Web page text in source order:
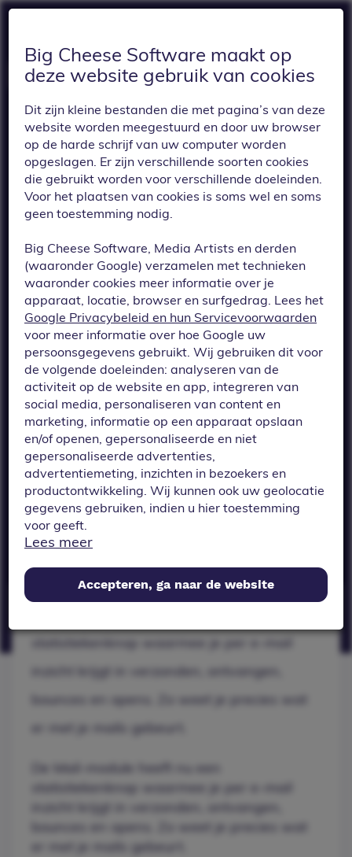
TERUG
De Mail-module
heeft nu een
statistiekenknop
waarmee je per e-
mail inzicht krijgt
in verzonden,
ontvangen,
bounces en opens.
Zo weet je precies
wat er met je mails
gebeurt.
inzicht krijgt in verzonden, ontvangen,
bounces en opens. Zo weet je precies wat
er met je mails gebeurt.
De Mail-module heeft nu een
statistiekenknop waarmee je per e-mail
inzicht krijgt in verzonden, ontvangen,
bounces en opens. Zo weet je precies wat
er met je mails gebeurt.
Big Cheese Software maakt op
deze website gebruik van cookies
Dit zijn kleine bestanden die met pagina’s van deze
website worden meegestuurd en door uw browser
op de harde schrijf van uw computer worden
opgeslagen. Er zijn verschillende soorten cookies
die gebruikt worden voor verschillende doeleinden.
Voor het plaatsen van cookies is soms wel en soms
geen toestemming nodig.
Big Cheese Software, Media Artists en derden
(waaronder Google) verzamelen met technieken
waaronder cookies meer informatie over je
apparaat, locatie, browser en surfgedrag. Lees het
Google Privacybeleid en hun Servicevoorwaarden
voor meer informatie over hoe Google uw
persoonsgegevens gebruikt. Wij gebruiken dit voor
de volgende doeleinden: analyseren van de
activiteit op de website en app, integreren van
social media, personaliseren van content en
marketing, informatie op een apparaat opslaan
en/of openen, gepersonaliseerde en niet
gepersonaliseerde advertenties,
advertentiemeting, inzichten in bezoekers en
productontwikkeling. Wij kunnen ook uw geolocatie
gegevens gebruiken, indien u hier toestemming
voor geeft.
gebruiken, de gegevens die daarmee verzameld
worden en over uw rechten op dit punt, lees dan
de pagina opcookie-instellingen. te klikken.
Lees meer
Accepteren, ga naar de website